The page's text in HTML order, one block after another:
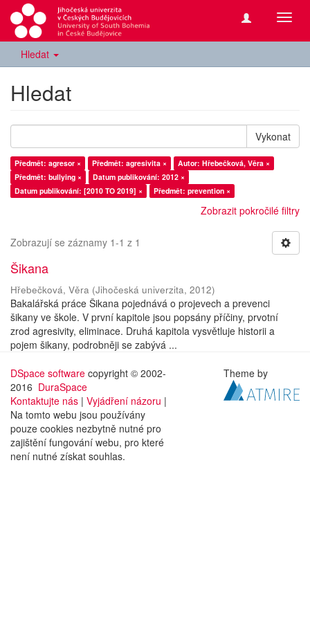
Hledat
Hledat
Vykonat
Předmět: agresor × Předmět: agresivita ×
Autor: Hřebečková, Věra ×
Předmět: bullying ×
Datum publikování: 2012 ×
Datum publikování: [2010 TO 2019] ×
Předmět: prevention ×
Zobrazit pokročilé filtry
Zobrazují se záznamy 1-1 z 1
Šikana
Hřebečková, Věra (Jihočeská univerzita, 2012)
Bakalářská práce Šikana pojednává o projevech a prevenci
šikany ve škole. V první kapitole jsou popsány příčiny, prvotní
zrod agresivity, eliminace. Druhá kapitola vysvětluje historii a
pojem šikany, podrobněji se zabývá ...
DSpace software copyright © 2002-
2016 DuraSpace
Kontaktujte nás | Vyjádření názoru |
Na tomto webu jsou používány
pouze cookies nezbytně nutné pro
zajištění fungování webu, pro které
není nutné získat souhlas.
Theme by